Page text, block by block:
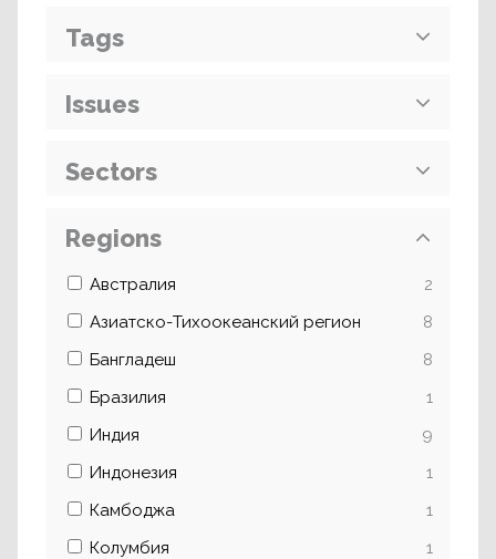
Tags
Issues
Sectors
Regions
Австралия
2
Азиатско-Тихоокеанский регион
8
Бангладеш
8
Бразилия
1
Индия
9
Индонезия
1
Камбоджа
1
Колумбия
1